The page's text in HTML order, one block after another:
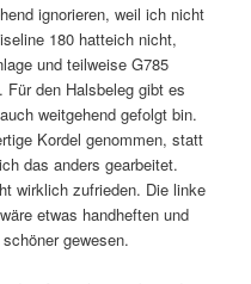
ignorieren, weil ich nicht
180 hatteich nicht,
und teilweise G785
Für den Halsbeleg gibt es
weitgehend gefolgt bin.
Kordel genommen, statt
das anders gearbeitet.
wirklich zufrieden. Die linke
etwas handheften und
gewesen.